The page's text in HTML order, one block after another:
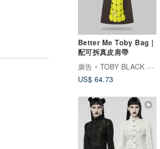
Better Me Toby Bag |
配可拆真皮肩帶
廣告
TOBY BLACK 托比小黑
US$ 64.73